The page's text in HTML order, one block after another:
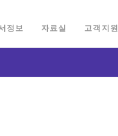
정보 자료실 고객지원